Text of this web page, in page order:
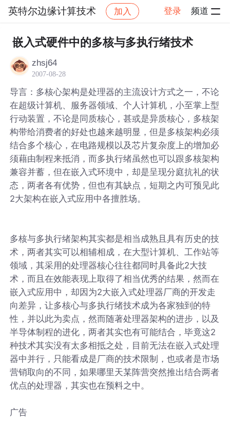
英特尔边缘计算技术 加入 登录 频道
社区 英特尔边缘计算技术 帖子详情
嵌入式硬件中的多核与多执行绪技术
zhsj64
2007-08-28
导言：多核心架构是处理器的主流设计方式之一，不论
在超级计算机、服务器领域、个人计算机，小至掌上型
行动装置，不论是同质核心，甚或是异质核心，多核架
构带给消费者的好处也越来越明显，但是多核架构必须
结合多个核心，在电路规模以及芯片复杂度上的增加必
须藉由制程来抵消，而多执行绪虽然也可以跟多核架构
兼容并蓄，但在嵌入式环境中，却是呈现分庭抗礼的状
态，两者各有优势，但也有其缺点，短期之内可预见此
2大架构在嵌入式应用中各擅胜场。
多核与多执行绪架构其实都是相当成熟且具有历史的技
术，两者其实可以相辅相成，在大型计算机、工作站等
领域，其采用的处理器核心往往都同时具备此2大技
术，而且在效能表现上取得了相当优秀的结果，然而在
嵌入式应用中，却因为2大嵌入式处理器厂商的开发走
向差异，让多核心与多执行绪技术成为各家独到的特
性，并以此为卖点，然而随著处理器架构的进步，以及
半导体制程的进化，两者其实也有可能结合，毕竟这2
种技术其实没有太多相抵之处，目前无法在嵌入式处理
器中并行，只能看成是厂商的技术限制，也或者是市场
营销取向的不同，如果哪里天某阵营突然推出结合两者
优点的处理器，其实也在预料之中。
广告